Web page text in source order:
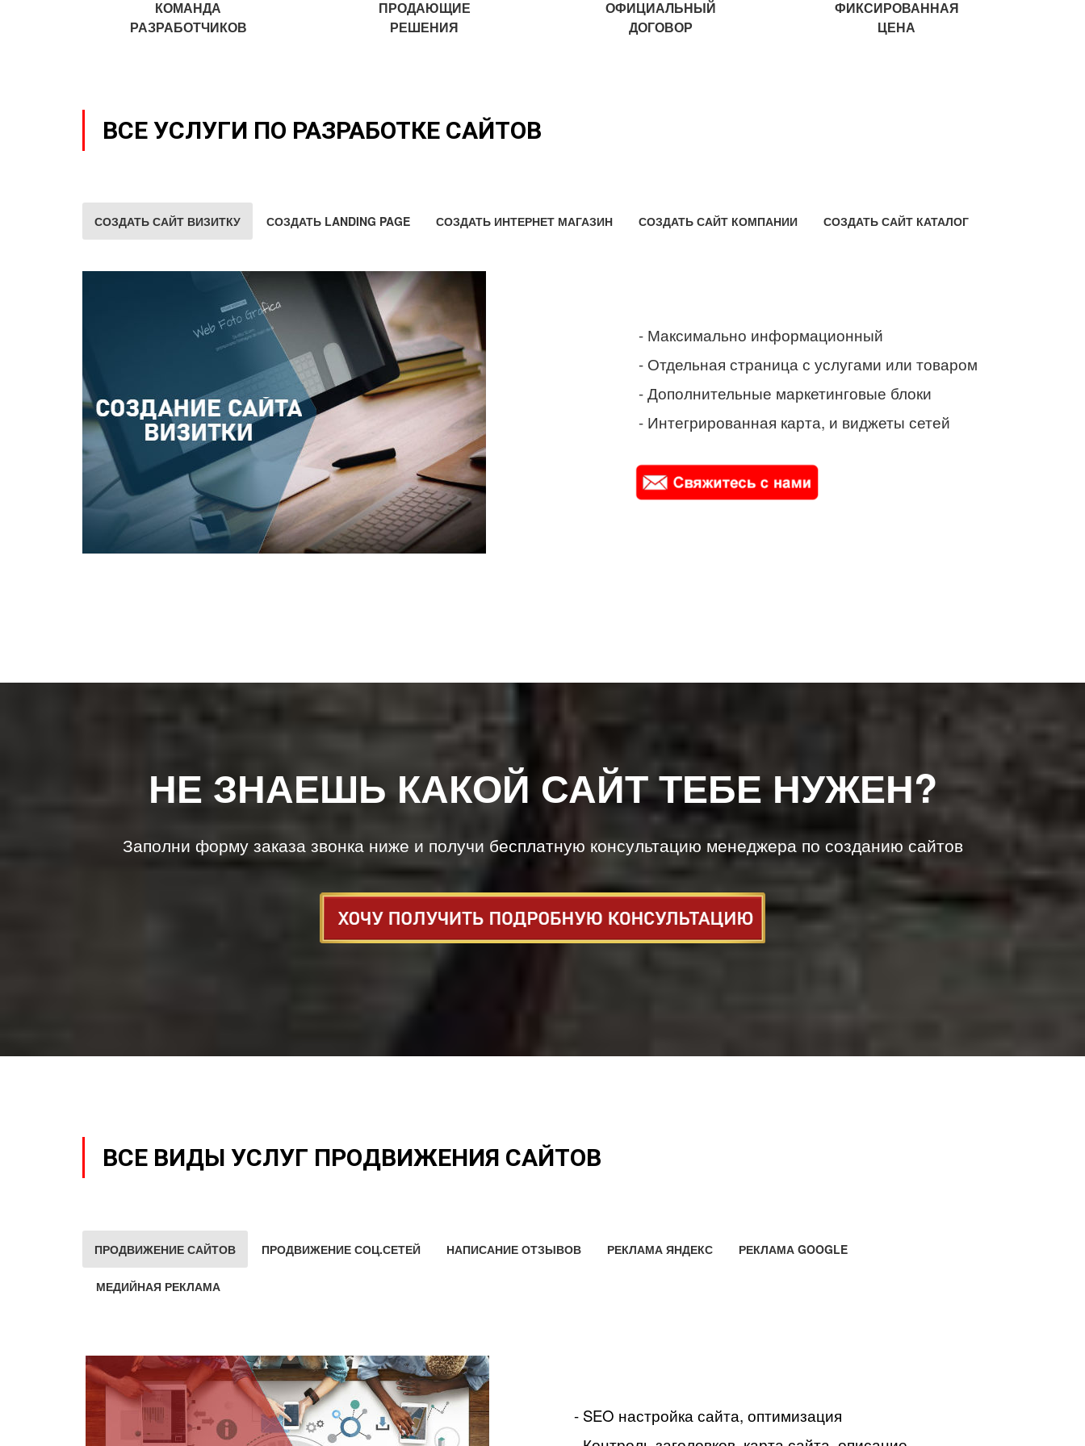
КОМАНДА
РАЗРАБОТЧИКОВ
ПРОДАЮЩИЕ
РЕШЕНИЯ
ОФИЦИАЛЬНЫЙ
ДОГОВОР
ФИКСИРОВАННАЯ
ЦЕНА
ВСЕ УСЛУГИ ПО РАЗРАБОТКЕ САЙТОВ
СОЗДАТЬ САЙТ ВИЗИТКУ СОЗДАТЬ LANDING PAGE СОЗДАТЬ ИНТЕРНЕТ МАГАЗИН СОЗДАТЬ САЙТ КОМПАНИИ СОЗДАТЬ САЙТ КАТАЛОГ
- Максимально информационный
- Отдельная страница с услугами или товаром
- Дополнительные маркетинговые блоки
- Интегрированная карта, и виджеты сетей
НЕ ЗНАЕШЬ КАКОЙ САЙТ ТЕБЕ НУЖЕН?
Заполни форму заказа звонка ниже и получи бесплатную консультацию менеджера по созданию сайтов
ВСЕ ВИДЫ УСЛУГ ПРОДВИЖЕНИЯ САЙТОВ
ПРОДВИЖЕНИЕ САЙТОВ ПРОДВИЖЕНИЕ СОЦ.СЕТЕЙ НАПИСАНИЕ ОТЗЫВОВ РЕКЛАМА ЯНДЕКС РЕКЛАМА GOOGLE
МЕДИЙНАЯ РЕКЛАМА
- SEO настройка сайта, оптимизация